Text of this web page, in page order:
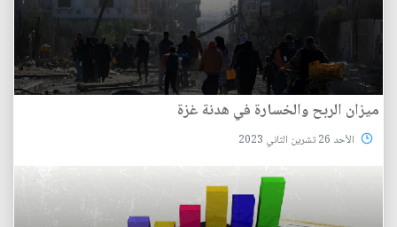
ميزان الربح والخسارة في هدنة غزة
الأحد 26 تشرين الثاني 2023